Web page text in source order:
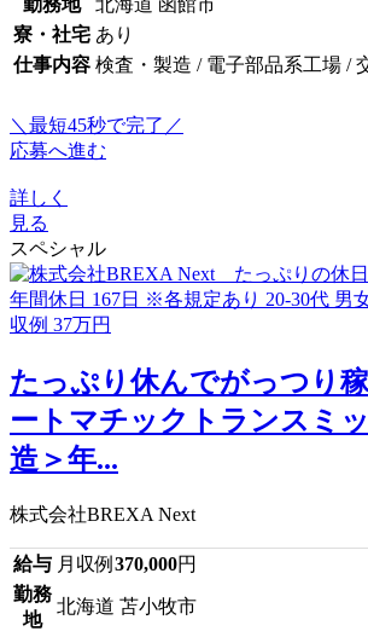
寮・社宅 あり
仕事内容 検査・製造 / 電子部品系工場 /
＼最短45秒で完了／
応募へ進む
詳しく
見る
スペシャル
たっぷり休んでがっつり
ートマチックトランスミ
造＞年...
株式会社BREXA Next
給与 月収例 370,000円
勤務
地
北海道 苫小牧市